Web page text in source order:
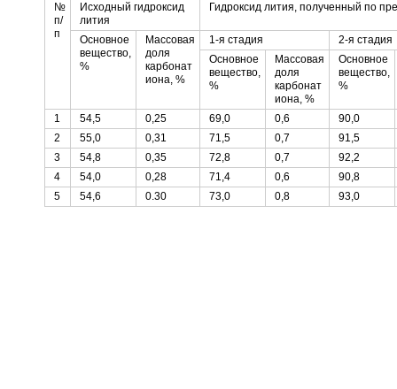
№
п/
п
Исходный гидроксид
лития
Гидроксид лития, полученный по
Основное
вещество,
%
Массовая
доля
карбонат
иона, %
1-я стадия
2-я стадия
Основное
вещество,
%
Массовая
доля
карбонат
иона, %
Основное
вещество,
%
1 54,5 0,25 69,0 0,6
90,0
2
55,0 0,31 71,5 0,7
91,5
3
54,8 0,35 72,8 0,7
92,2
4
54,0 0,28 71,4 0,6
90,8
5
54,6 0.30 73,0 0,8 93,0